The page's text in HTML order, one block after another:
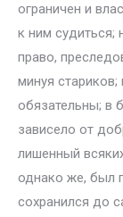
ограничен и
к ним судиться;
право,
минуя
обязательны; в
зависело от
лишенный
однако же, был
сохранился до